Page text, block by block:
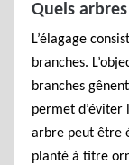
Quels
L’élagage
branches.
branches
permet d’éviter
arbre peut être
planté à titre